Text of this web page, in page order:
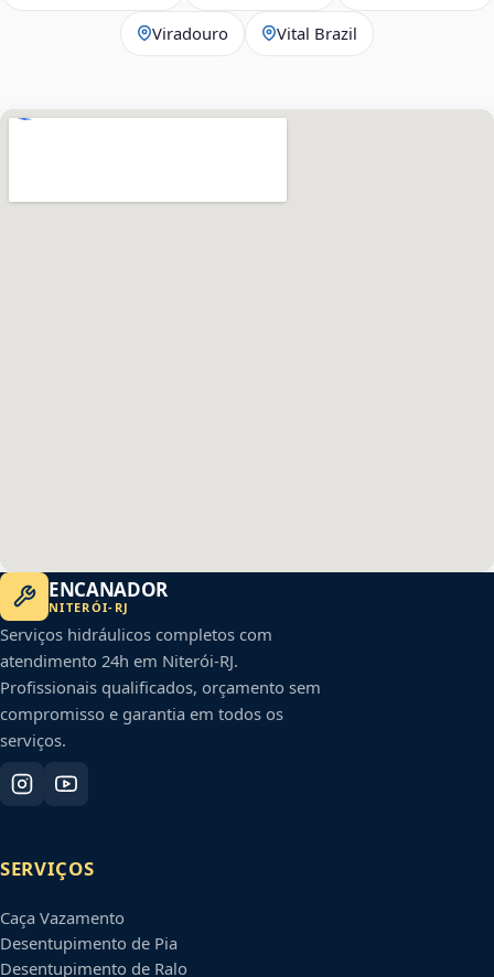
Viradouro Vital Brazil
ENCANADOR
NITERÓI- RJ
Serviços hidráulicos completos com
atendimento 24h em Niterói-RJ.
Profissionais qualificados, orçamento sem
compromisso e garantia em todos os
serviços.
SERVIÇOS
Caça Vazamento
Desentupimento de Pia
Desentupimento de Ralo